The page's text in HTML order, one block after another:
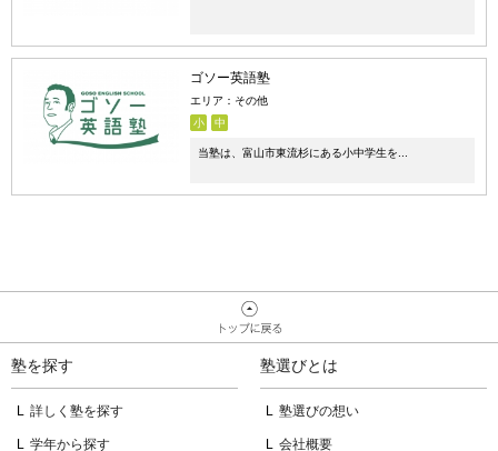
ゴソー英語塾
エリア：その他
小
中
当塾は、富山市東流杉にある小中学生を...
塾を探す
詳しく塾を探す
学年から探す
塾選びとは
塾選びの想い
会社概要